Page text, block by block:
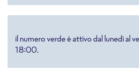
il numero verde è attivo dal lunedì al
18:00.